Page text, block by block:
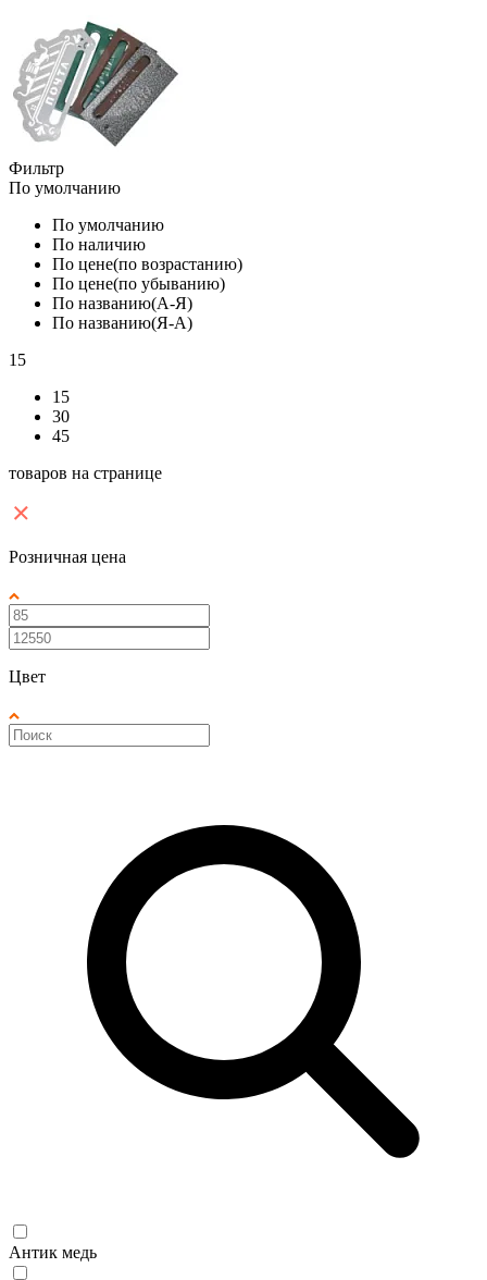
Фильтр
По умолчанию
По умолчанию
По наличию
По цене(по возрастанию)
По цене(по убыванию)
По названию(А-Я)
По названию(Я-А)
15
15
30
45
товаров на странице
Розничная цена
Цвет
Антик медь